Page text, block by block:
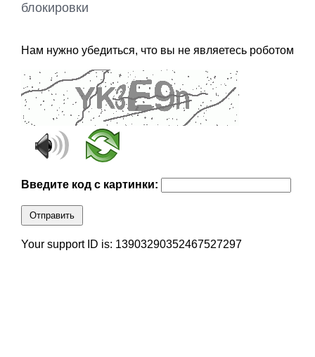
блокировки
Нам нужно убедиться, что вы не являетесь роботом
Введите код с картинки:
Отправить
Your support ID is: 13903290352467527297